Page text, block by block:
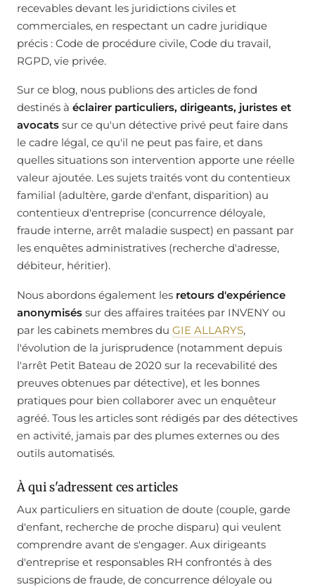
recevables devant les juridictions civiles et
commerciales, en respectant un cadre juridique
précis : Code de procédure civile, Code du travail,
RGPD, vie privée.
Sur ce blog, nous publions des articles de fond
destinés à éclairer particuliers, dirigeants, juristes et
avocats sur ce qu'un détective privé peut faire dans
le cadre légal, ce qu'il ne peut pas faire, et dans
quelles situations son intervention apporte une réelle
valeur ajoutée. Les sujets traités vont du contentieux
familial (adultère, garde d'enfant, disparition) au
contentieux d'entreprise (concurrence déloyale,
fraude interne, arrêt maladie suspect) en passant par
les enquêtes administratives (recherche d'adresse,
débiteur, héritier).
Nous abordons également les retours d'expérience
anonymisés sur des affaires traitées par INVENY ou
par les cabinets membres du GIE ALLARYS,
l'évolution de la jurisprudence (notamment depuis
l'arrêt Petit Bateau de 2020 sur la recevabilité des
preuves obtenues par détective), et les bonnes
pratiques pour bien collaborer avec un enquêteur
agréé. Tous les articles sont rédigés par des détectives
en activité, jamais par des plumes externes ou des
outils automatisés.
À qui s'adressent ces articles
Aux particuliers en situation de doute (couple, garde
d'enfant, recherche de proche disparu) qui veulent
comprendre avant de s'engager. Aux dirigeants
d'entreprise et responsables RH confrontés à des
suspicions de fraude, de concurrence déloyale ou